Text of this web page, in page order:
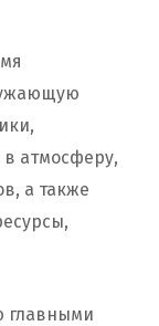
атмосферу,
а также
главными